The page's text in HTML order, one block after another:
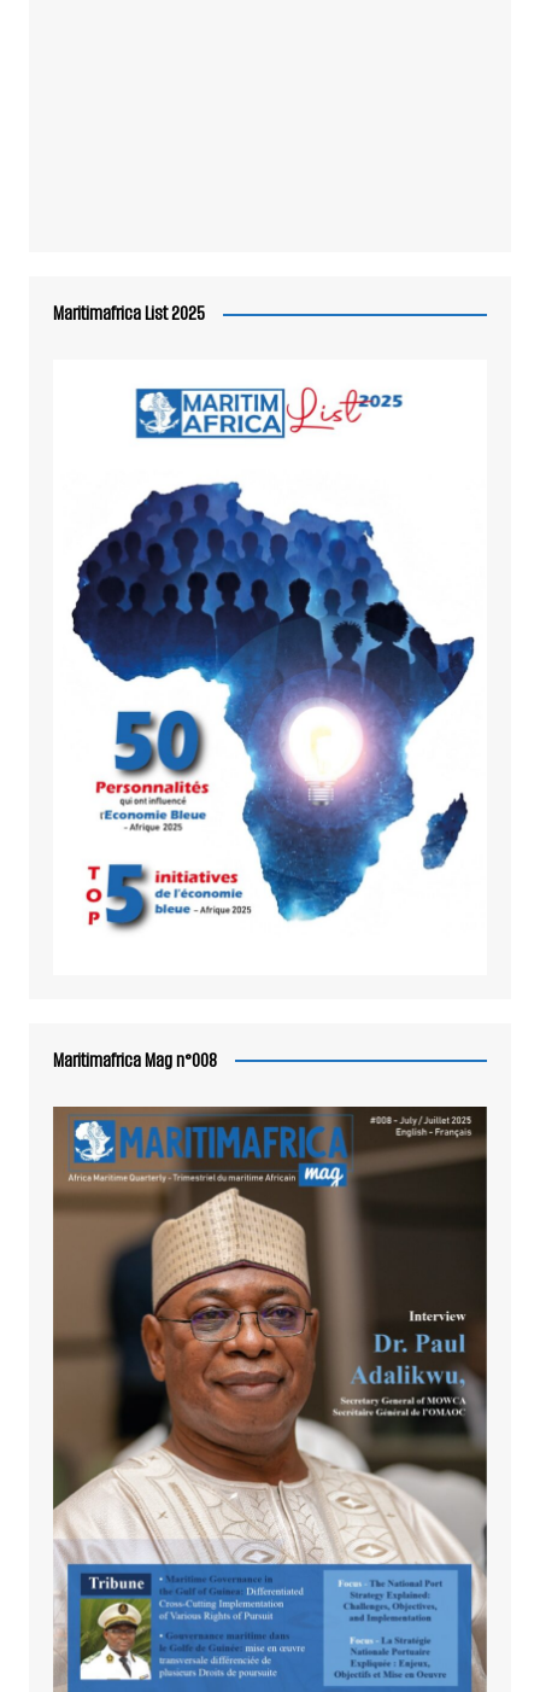
Maritimafrica List 2025
Maritimafrica Mag n°008